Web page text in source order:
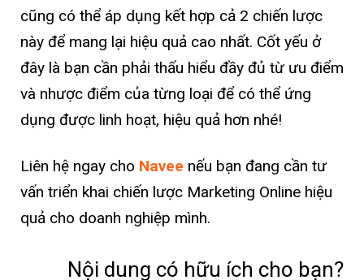
cũng có thể áp dụng kết hợp cả 2 chiến lược
này để mang lại hiệu quả cao nhất. Cốt yếu ở
đây là bạn cần phải thấu hiểu đầy đủ từ ưu điểm
và nhược điểm của từng loại để có thể ứng
dụng được linh hoạt, hiệu quả hơn nhé!
Liên hệ ngay cho Navee nếu bạn đang cần tư
vấn triển khai chiến lược Marketing Online hiệu
quả cho doanh nghiệp mình.
Nội dung có hữu ích cho bạn?